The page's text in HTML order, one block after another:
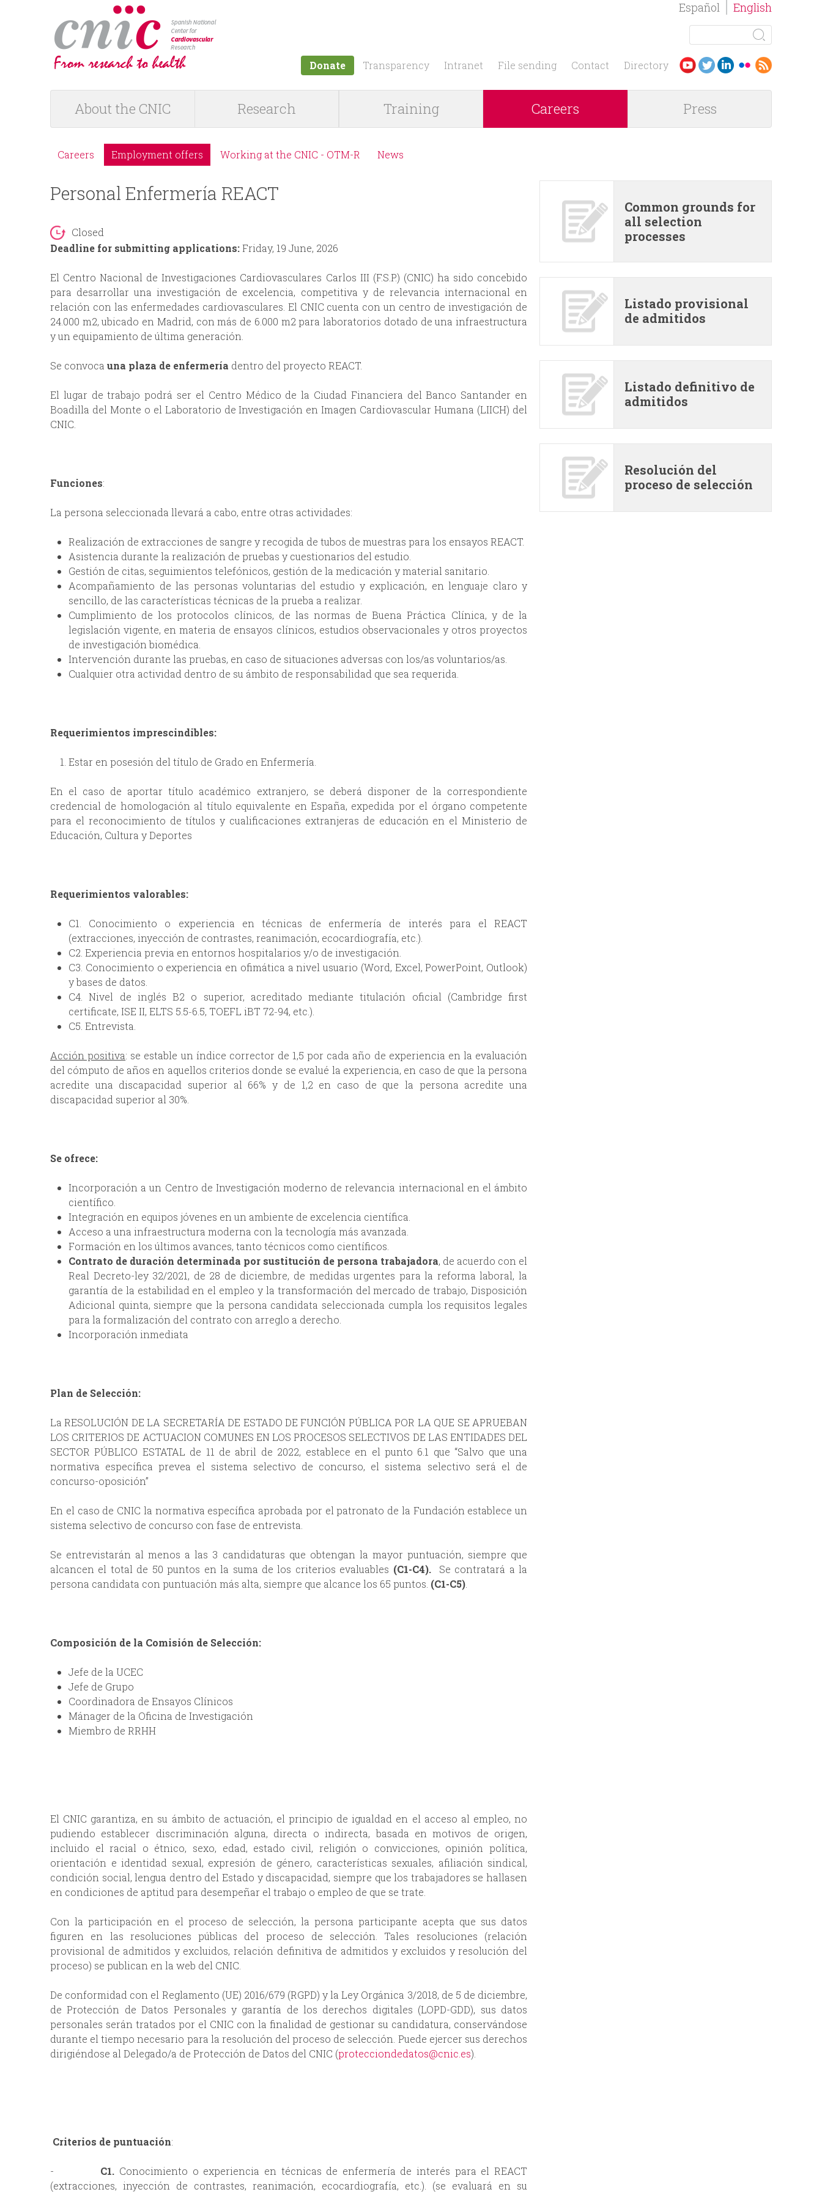
English
Español
S
a
h
f
o
m
e
a
r
c
h
Donate Transparency Intranet File sending Contact Directory
a
m
n
u
About the CNIC Research Training Careers Press
e
n
p
r
c
Careers Employment offers Working at the CNIC - OTM-R News
Personal Enfermería REACT
Closed
Deadline for submitting applications:Friday, 19 June, 2026
El Centro Nacional de Investigaciones Cardiovasculares Carlos III (F.S.P.) (CNIC) ha sido concebido
para desarrollar una investigación de excelencia, competitiva y de relevancia internacional en
relación con las enfermedades cardiovasculares. El CNIC cuenta con un centro de investigación de
24.000 m2, ubicado en Madrid, con más de 6.000 m2 para laboratorios dotado de una infraestructura
y un equipamiento de última generación.
Se convoca una plaza de enfermería dentro del proyecto REACT.
El lugar de trabajo podrá ser el Centro Médico de la Ciudad Financiera del Banco Santander en
Boadilla del Monte o el Laboratorio de Investigación en Imagen Cardiovascular Humana (LIICH) del
CNIC.
Funciones:
La persona seleccionada llevará a cabo, entre otras actividades:
Realización de extracciones de sangre y recogida de tubos de muestras para los ensayos REACT.
Asistencia durante la realización de pruebas y cuestionarios del estudio.
Gestión de citas, seguimientos telefónicos, gestión de la medicación y material sanitario.
Acompañamiento de las personas voluntarias del estudio y explicación, en lenguaje claro y
sencillo, de las características técnicas de la prueba a realizar.
Cumplimiento de los protocolos clínicos, de las normas de Buena Práctica Clínica, y de la
legislación vigente, en materia de ensayos clínicos, estudios observacionales y otros proyectos
de investigación biomédica.
Intervención durante las pruebas, en caso de situaciones adversas con los/as voluntarios/as.
Cualquier otra actividad dentro de su ámbito de responsabilidad que sea requerida.
Requerimientos imprescindibles:
Estar en posesión del título de Grado en Enfermería.
En el caso de aportar título académico extranjero, se deberá disponer de la correspondiente
credencial de homologación al título equivalente en España, expedida por el órgano competente
para el reconocimiento de títulos y cualificaciones extranjeras de educación en el Ministerio de
Educación, Cultura y Deportes
Requerimientos valorables:
C1. Conocimiento o experiencia en técnicas de enfermería de interés para el REACT
(extracciones, inyección de contrastes, reanimación, ecocardiografía, etc.).
C2. Experiencia previa en entornos hospitalarios y/o de investigación.
C3. Conocimiento o experiencia en ofimática a nivel usuario (Word, Excel, PowerPoint, Outlook)
y bases de datos.
C4. Nivel de inglés B2 o superior, acreditado mediante titulación oficial (Cambridge first
certificate, ISE II, ELTS 5.5‐6.5, TOEFL iBT 72‐94, etc.).
C5. Entrevista.
Acción positiva: se estable un índice corrector de 1,5 por cada año de experiencia en la evaluación
del cómputo de años en aquellos criterios donde se evalué la experiencia, en caso de que la persona
acredite una discapacidad superior al 66% y de 1,2 en caso de que la persona acredite una
discapacidad superior al 30%.
Se ofrece:
Incorporación a un Centro de Investigación moderno de relevancia internacional en el ámbito
científico.
Integración en equipos jóvenes en un ambiente de excelencia científica.
Acceso a una infraestructura moderna con la tecnología más avanzada.
Formación en los últimos avances, tanto técnicos como científicos.
Contrato de duración determinada por sustitución de persona trabajadora, de acuerdo con el
Real Decreto-ley 32/2021, de 28 de diciembre, de medidas urgentes para la reforma laboral, la
garantía de la estabilidad en el empleo y la transformación del mercado de trabajo, Disposición
Adicional quinta, siempre que la persona candidata seleccionada cumpla los requisitos legales
para la formalización del contrato con arreglo a derecho.
Incorporación inmediata
Plan de Selección:
La RESOLUCIÓN DE LA SECRETARÍA DE ESTADO DE FUNCIÓN PÚBLICA POR LA QUE SE APRUEBAN
LOS CRITERIOS DE ACTUACION COMUNES EN LOS PROCESOS SELECTIVOS DE LAS ENTIDADES DEL
SECTOR PÚBLICO ESTATAL de 11 de abril de 2022, establece en el punto 6.1 que “Salvo que una
normativa específica prevea el sistema selectivo de concurso, el sistema selectivo será el de
concurso-oposición”
En el caso de CNIC la normativa específica aprobada por el patronato de la Fundación establece un
sistema selectivo de concurso con fase de entrevista.
Se entrevistarán al menos a las 3 candidaturas que obtengan la mayor puntuación, siempre que
alcancen el total de 50 puntos en la suma de los criterios evaluables (C1-C4). Se contratará a la
persona candidata con puntuación más alta, siempre que alcance los 65 puntos. (C1-C5).
Composición de la Comisión de Selección:
Jefe de la UCEC
Jefe de Grupo
Coordinadora de Ensayos Clínicos
Mánager de la Oficina de Investigación
Miembro de RRHH
El CNIC garantiza, en su ámbito de actuación, el principio de igualdad en el acceso al empleo, no
pudiendo establecer discriminación alguna, directa o indirecta, basada en motivos de origen,
incluido el racial o étnico, sexo, edad, estado civil, religión o convicciones, opinión política,
orientación e identidad sexual, expresión de género, características sexuales, afiliación sindical,
condición social, lengua dentro del Estado y discapacidad, siempre que los trabajadores se hallasen
en condiciones de aptitud para desempeñar el trabajo o empleo de que se trate.
Con la participación en el proceso de selección, la persona participante acepta que sus datos
figuren en las resoluciones públicas del proceso de selección. Tales resoluciones (relación
provisional de admitidos y excluidos, relación definitiva de admitidos y excluidos y resolución del
proceso) se publican en la web del CNIC.
De conformidad con el Reglamento (UE) 2016/679 (RGPD) y la Ley Orgánica 3/2018, de 5 de diciembre,
de Protección de Datos Personales y garantía de los derechos digitales (LOPD-GDD), sus datos
personales serán tratados por el CNIC con la finalidad de gestionar su candidatura, conservándose
durante el tiempo necesario para la resolución del proceso de selección. Puede ejercer sus derechos
dirigiéndose al Delegado/a de Protección de Datos del CNIC (protecciondedatos@cnic.es).
Criterios de puntuación:
- C1. Conocimiento o experiencia en técnicas de enfermería de interés para el REACT
(extracciones, inyección de contrastes, reanimación, ecocardiografía, etc.). (se evaluará en su
Common grounds for
all selection
processes
Listado provisional
de admitidos
Listado definitivo de
admitidos
Resolución del
proceso de selección